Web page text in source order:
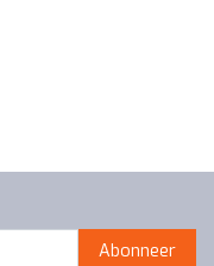
Abonneer